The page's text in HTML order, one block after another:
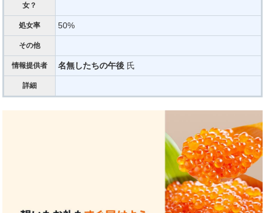
女？
処女率 50%
その他
情報提供者 名無したちの午後 氏
詳細